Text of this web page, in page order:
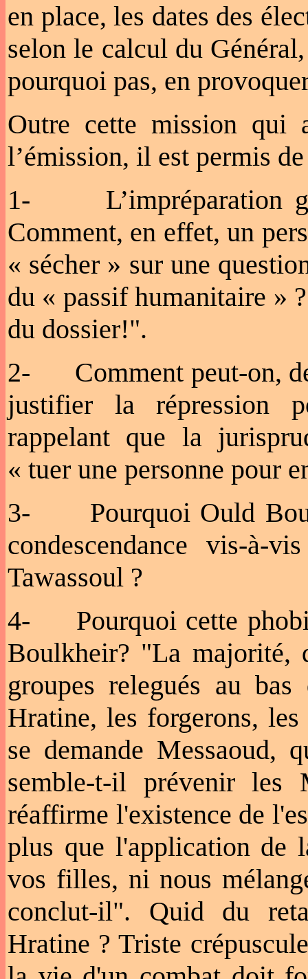
en place, les dates des
selon le calcul du
pourquoi pas, en
Outre cette mission qui
l’émission, il est permis
1- L’impréparation
Comment, en effet, un
« sécher » sur une
du « passif humanitaire »
du dossier!".
2- Comment peut-on, de
justifier la répression
rappelant que la
« tuer une personne pour
3- Pourquoi Ould
condescendance vis-à-
Tawassoul ?
4- Pourquoi cette
Boulkheir? "La majorité,
groupes relegués au
Hratine, les forgerons,
se demande Messaoud,
semble-t-il prévenir les
réaffirme l'existence de
plus que l'application de
vos filles, ni nous
conclut-il". Quid du
Hratine ? Triste